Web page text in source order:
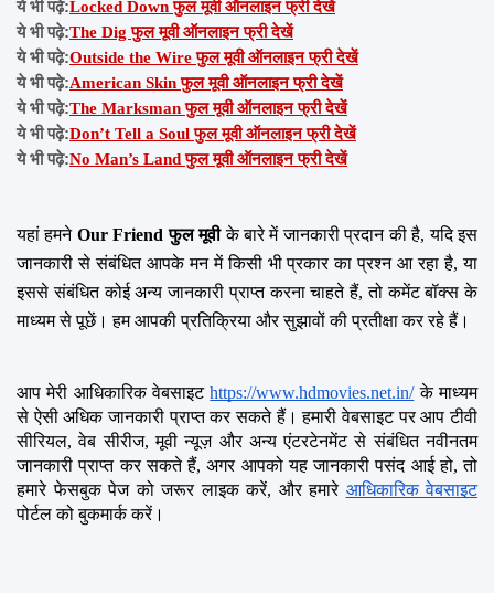
ये भी पढ़े:Locked Down फुल मूवी ऑनलाइन फ्री देखें
ये भी पढ़े:The Dig फुल मूवी ऑनलाइन फ्री देखें
ये भी पढ़े:Outside the Wire फुल मूवी ऑनलाइन फ्री देखें
ये भी पढ़े:American Skin फुल मूवी ऑनलाइन फ्री देखें
ये भी पढ़े:The Marksman फुल मूवी ऑनलाइन फ्री देखें
ये भी पढ़े:Don’t Tell a Soul फुल मूवी ऑनलाइन फ्री देखें
ये भी पढ़े:No Man’s Land फुल मूवी ऑनलाइन फ्री देखें
यहां हमने Our Friend फुल मूवी के बारे में जानकारी प्रदान की है, यदि इस
जानकारी से संबंधित आपके मन में किसी भी प्रकार का प्रश्न आ रहा है, या
इससे संबंधित कोई अन्य जानकारी प्राप्त करना चाहते हैं, तो कमेंट बॉक्स के
माध्यम से पूछें। हम आपकी प्रतिक्रिया और सुझावों की प्रतीक्षा कर रहे हैं।
आप मेरी आधिकारिक वेबसाइट https://www.hdmovies.net.in/ के माध्यम
से ऐसी अधिक जानकारी प्राप्त कर सकते हैं। हमारी वेबसाइट पर आप टीवी
सीरियल, वेब सीरीज, मूवी न्यूज़ और अन्य एंटरटेनमेंट से संबंधित नवीनतम
जानकारी प्राप्त कर सकते हैं, अगर आपको यह जानकारी पसंद आई हो, तो
हमारे फेसबुक पेज को जरूर लाइक करें, और हमारे आधिकारिक वेबसाइट
पोर्टल को बुकमार्क करें।